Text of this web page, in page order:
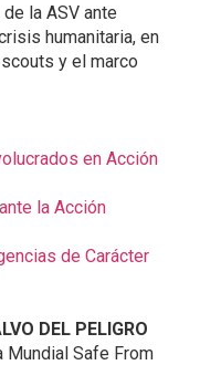
la ASV ante
humanitaria, en
y el marco
en Acción
la Acción
de Carácter
DEL PELIGRO
Mundial Safe From